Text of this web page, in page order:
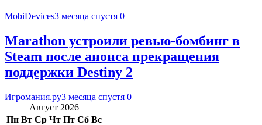
MobiDevices3 месяца спустя 0
Marathon устроили ревью-бомбинг в
Steam после анонса прекращения
поддержки Destiny 2
Игромания.ру3 месяца спустя 0
Август 2026
Пн Вт Ср Чт Пт Сб Вс